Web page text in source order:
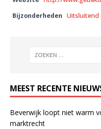
Bijzonderheden Uitsluitend
MEEST RECENTE
Beverwijk loopt niet warm
marktrecht